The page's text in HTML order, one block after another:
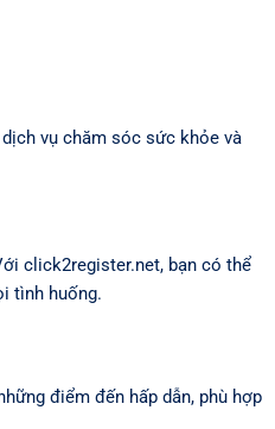
vụ chăm sóc sức khỏe và
click2register.net, bạn có thể
tình huống.
điểm đến hấp dẫn, phù hợp